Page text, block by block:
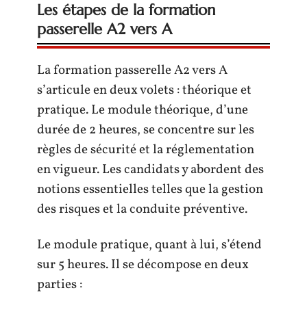
Les étapes de la formation
passerelle A2 vers A
La formation passerelle A2 vers A
s’articule en deux volets : théorique et
pratique. Le module théorique, d’une
durée de 2 heures, se concentre sur les
règles de sécurité et la réglementation
en vigueur. Les candidats y abordent des
notions essentielles telles que la gestion
des risques et la conduite préventive.
Le module pratique, quant à lui, s’étend
sur 5 heures. Il se décompose en deux
parties :